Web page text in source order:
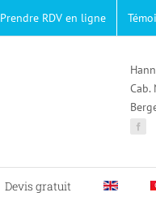
Prendre RDV en ligne
Cab.
Devis gratuit